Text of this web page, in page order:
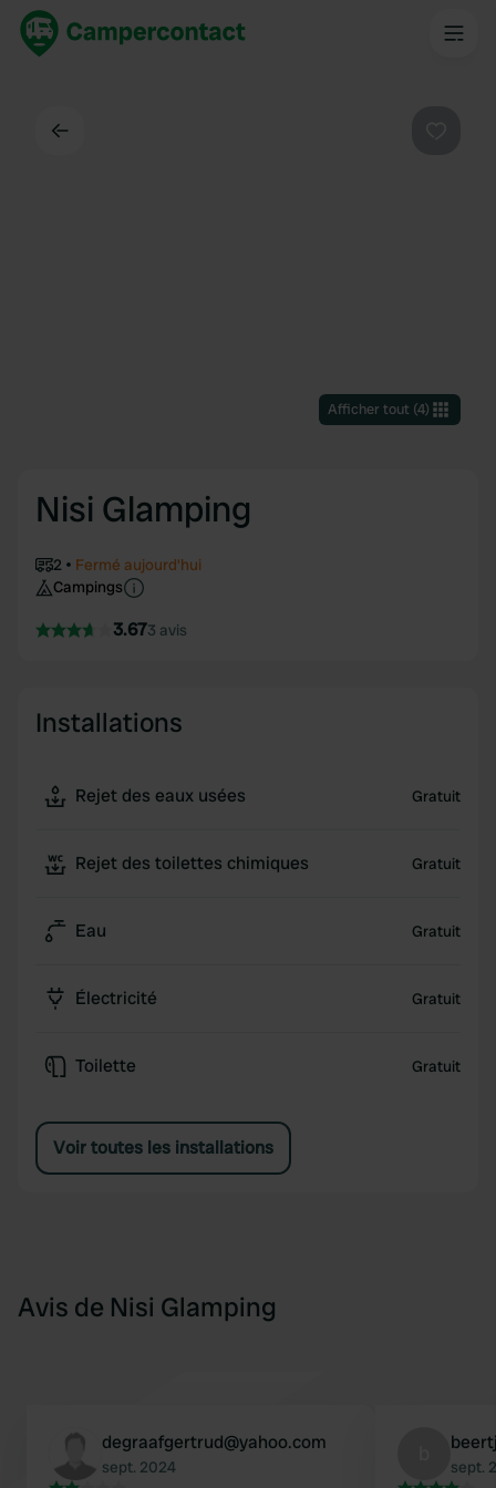
Afficher tout(4)
Nisi Glamping
2
Fermé aujourd'hui
Campings
3.673 avis
Installations
Rejet des eaux usées Gratuit
Rejet des toilettes chimiques Gratuit
Eau Gratuit
Électricité Gratuit
Toilette Gratuit
Voir toutes les installations
Avis de Nisi Glamping
degraafgertrud@yahoo.com
sept. 2024 sept.